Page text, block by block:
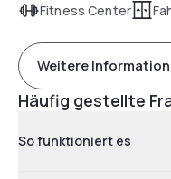
Fitness Center
Weitere
Häufig gestellte
So funktioniert es